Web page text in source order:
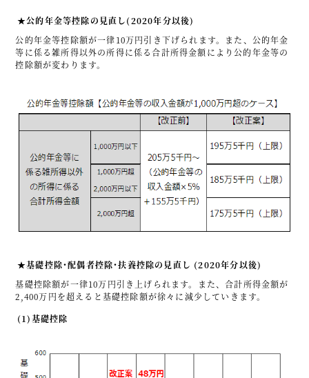
★公的年金等控除の見直し(2020年分以後)
公的年金等控除額が一律10万円引き下げられます。また、公的年金
等に係る雑所得以外の所得に係る合計所得金額により公的年金等の
控除額が変わります。
★基礎控除･配偶者控除･扶養控除の見直し (2020年分以後)
基礎控除額が一律10万円引き上げられます。また、合計所得金額が
2,400万円を超えると基礎控除額が徐々に減少していきます。
(1)基礎控除